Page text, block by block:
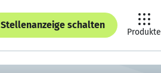
Stellenanzeige schalten
Produkte